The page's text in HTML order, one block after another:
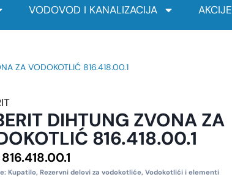
VODOVOD I KANALIZACIJA AKCIJE
ZA VODOKOTLIĆ 816.418.00.1
DIHTUNG ZVONA ZA
816.418.00.1
816.418.00.1
Kupatilo, Rezervni delovi za vodokotliće, Vodokotlići i elementi